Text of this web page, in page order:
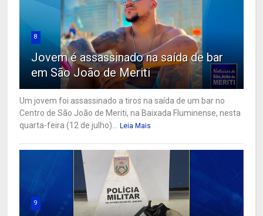
8
Jovem é assassinado na saída de bar
em São João de Meriti
Um jovem foi assassinado a tiros na saída de um bar no
Centro de São João de Meriti, na Baixada Fluminense, nesta
quarta-feira (12 de julho)... Leia Mais
9